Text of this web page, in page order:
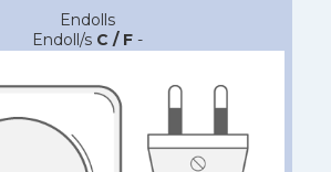
Endolls
Endoll/s C / F-